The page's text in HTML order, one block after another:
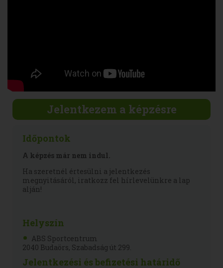
Jelentkezem a képzésre
Időpontok
A képzés már nem indul.
Ha szeretnél értesülni a jelentkezés
megnyitásáról, iratkozz fel hírlevelünkre a lap
alján!
Helyszín
ABS Sportcentrum
2040 Budaörs, Szabadság út 299.
Jelentkezési és befizetési határidő